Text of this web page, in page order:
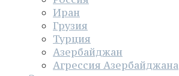
Иран
Грузия
Турция
Азербайджан
Агрессия Азербайджана